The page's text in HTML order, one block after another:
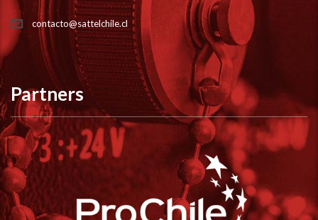
contacto@sattelchile.cl
Partners